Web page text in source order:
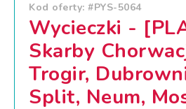
Kod oferty: #PYS-5064
Wycieczki -
Skarby
Trogir,
Split, Neum,